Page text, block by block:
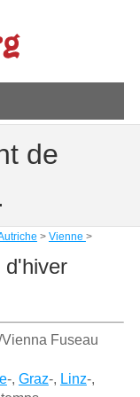
de
> Vienne >
d'hiver
Fuseau
-, Graz-, Linz-,